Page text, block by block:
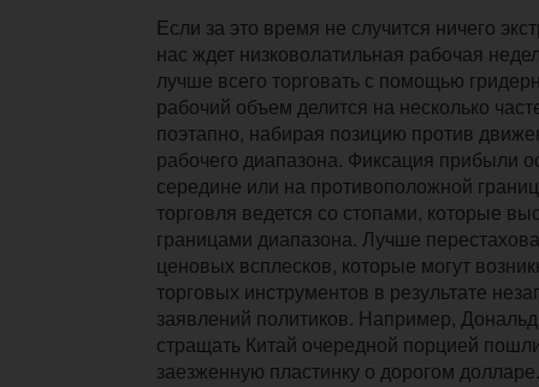
Если за это время не случится ничего
нас ждет низковолатильная рабочая
лучше всего торговать с помощью
рабочий объем делится на несколько
поэтапно, набирая позицию против
рабочего диапазона. Фиксация прибыли
середине или на противоположной
торговля ведется со стопами, которые
границами диапазона. Лучше
ценовых всплесков, которые могут
торговых инструментов в результате
заявлений политиков. Например,
стращать Китай очередной порцией
заезженную пластинку о дорогом долларе.